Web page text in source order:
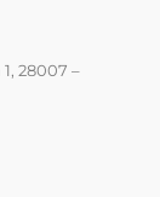
28007 –